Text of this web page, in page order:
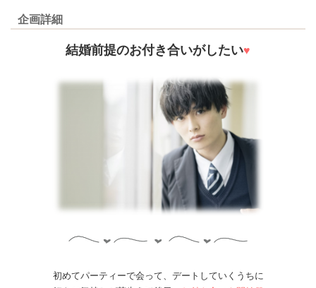
企画詳細
結婚前提のお付き合いがしたい♥
初めてパーティーで会って、デートしていくうちに